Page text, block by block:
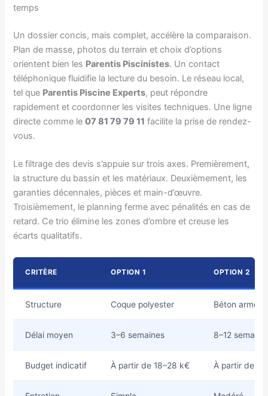
temps
Un dossier concis, mais complet, accélère la comparaison.
Plan de masse, photos du terrain et choix d’options
orientent bien les Parentis Piscinistes. Un contact
téléphonique fluidifie la lecture du besoin. Le réseau local,
tel que Parentis Piscine Experts, peut répondre
rapidement et coordonner les visites techniques. Une ligne
directe comme le07 81 79 79 11 facilite la prise de rendez-
vous.
Le filtrage des devis s’appuie sur trois axes. Premièrement,
la structure du bassin et les matériaux. Deuxièmement, les
garanties décennales, pièces et main-d’œuvre.
Troisièmement, le planning ferme avec pénalités en cas de
retard. Ce trio élimine les zones d’ombre et creuse les
écarts qualitatifs.
CRITÈRE OPTION 1 OPTION 2
Structure Coque polyester Béton armé
Délai moyen 3–6 semaines 8–12
Budget indicatif À partir de 18–28 k€ À partir de